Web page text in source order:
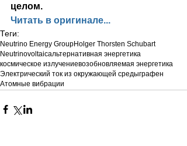
целом.
Читать в оригинале...
Теги:
Neutrino Energy GroupHolger Thorsten Schubart
Neutrinovoltaicальтернативная энергетика
космическое излучениевозобновляемая энергетика
Электрический ток из окружающей средыграфен
Атомные вибрации